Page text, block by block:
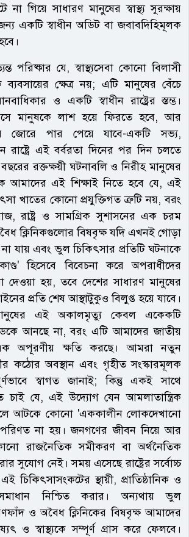
না গিয়ে সাধারণ মানুষের স্বাস্থ্য সুরক্ষায়
একটি স্বাধীন অডিট বা জবাবদিহিমূলক
পরিষ্কার যে, স্বাস্থ্যসেবা কোনো বিলাসী
ব্যবসায়ের ক্ষেত্র নয়; এটি মানুষের বেঁচে
ও একটি স্বাধীন রাষ্ট্রের স্তম্ভ।
মানুষকে লাশ হয়ে ফিরতে হবে, আর
জোরে পার পেয়ে যাবে-একটি সভ্য,
রাষ্ট্রে এই বর্বরতা দিনের পর দিন চলতে
রক্তক্ষয়ী ঘটনাবলি ও নিরীহ মানুষের
আমাদের এই শিক্ষাই নিতে হবে যে, এই
খাতের কোনো প্রযুক্তিগত ত্রুটি নয়, বরং
রাষ্ট্র ও সামগ্রিক সুশাসনের এক চরম
ক্লিনিকগুলোর বিষবৃক্ষ যদি এখনই গোড়া
যায় এবং ভুল চিকিৎসার প্রতিটি ঘটনাকে
হিসেবে বিবেচনা করে অপরাধীদের
না দেওয়া হয়, তবে দেশের সাধারণ মানুষের
প্রতি শেষ আস্থাটুকুও বিলুপ্ত হয়ে যাবে।
এই অকালমৃত্যু কেবল একেকটি
আনছে না, বরং এটি আমাদের জাতীয়
অপূরণীয় ক্ষতি করছে। আমরা নতুন
কঠোর অবস্থান এবং গৃহীত সংস্কারমূলক
স্বাগত জানাই; কিন্তু একই সাথে
চাই যে, এই উদ্যোগ যেন আমলাতান্ত্রিক
আটকে কোনো 'এককালীন লোকদেখানো
পরিণত না হয়। জনগণের জীবন নিয়ে আর
রাজনৈতিক সমীকরণ বা অর্থনৈতিক
সুযোগ নেই। সময় এসেছে রাষ্ট্রের সর্বোচ্চ
চিকিৎসাসংকটের স্থায়ী, প্রাতিষ্ঠানিক ও
নিশ্চিত করার। অন্যথায় ভুল
ও অবৈধ ক্লিনিকের বিষবৃক্ষ আমাদের
ও স্বাস্থ্যকে সম্পূর্ণ গ্রাস করে ফেলবে।